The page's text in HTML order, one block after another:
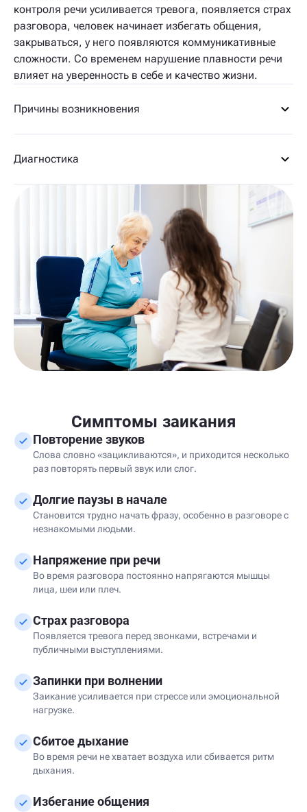
контроля речи усиливается тревога, появляется страх
разговора, человек начинает избегать общения,
закрываться, у него появляются коммуникативные
сложности. Со временем нарушение плавности речи
влияет на уверенность в себе и качество жизни.
Причины возникновения
Диагностика
Симптомы заикания
Повторение звуков
Слова словно «зацикливаются», и приходится несколько
раз повторять первый звук или слог.
Долгие паузы в начале
Становится трудно начать фразу, особенно в разговоре с
незнакомыми людьми.
Напряжение при речи
Во время разговора постоянно напрягаются мышцы
лица, шеи или плеч.
Страх разговора
Появляется тревога перед звонками, встречами и
публичными выступлениями.
Запинки при волнении
Заикание усиливается при стрессе или эмоциональной
нагрузке.
Сбитое дыхание
Во время речи не хватает воздуха или сбивается ритм
дыхания.
Избегание общения